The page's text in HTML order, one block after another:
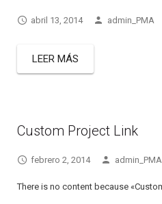
abril 13, 2014 admin_PMA
LEER MÁS
Custom Project Link
febrero 2, 2014 admin_PMA
There is no content because